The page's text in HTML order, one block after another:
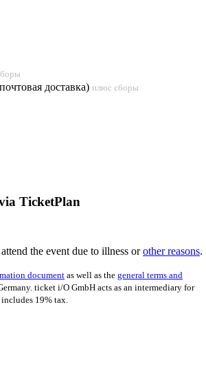
доставка) плюс сборы
TicketPlan
the event due to illness orother reasons.
documentas well as the general terms and
ticket i/O GmbH acts as an intermediary for
19% tax.